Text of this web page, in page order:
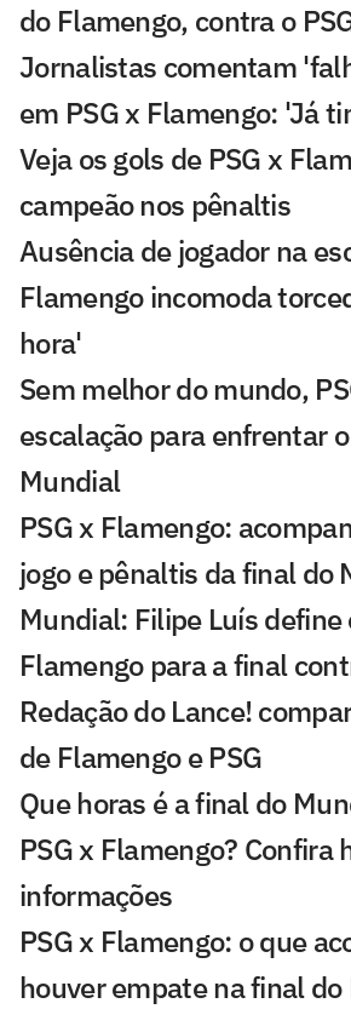
do Flamengo, contra o
Jornalistas comentam
em PSG x Flamengo: 'Já
Veja os gols de PSG x
campeão nos pênaltis
Ausência de jogador na
Flamengo incomoda
hora'
Sem melhor do mundo,
escalação para enfrentar
Mundial
PSG x Flamengo:
jogo e pênaltis da final do
Mundial: Filipe Luís define
Flamengo para a final
Redação do Lance!
de Flamengo e PSG
Que horas é a final do
PSG x Flamengo? Confira
informações
PSG x Flamengo: o que
houver empate na final